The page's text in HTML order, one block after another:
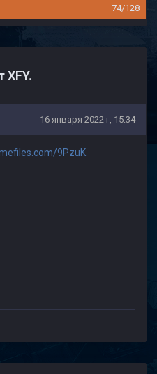
74/128
XFY.
16 января 2022 г, 15:34
9PzuK